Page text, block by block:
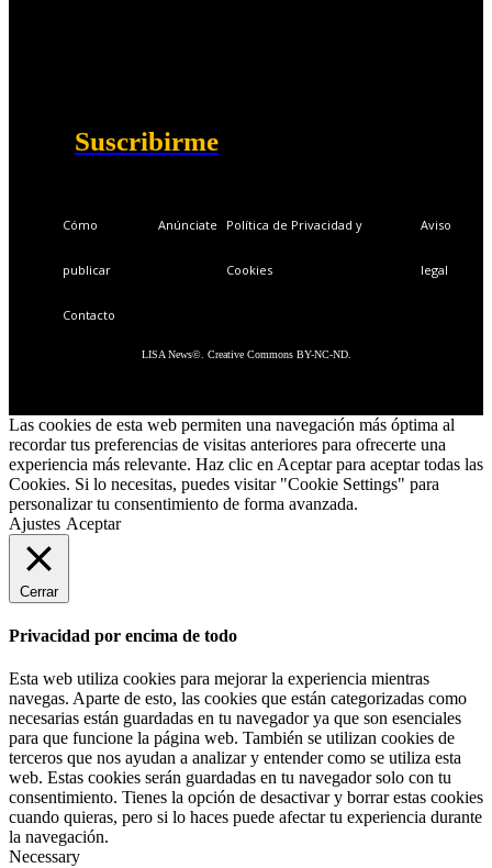
Suscribirme
Cómo
publicar
Anúnciate Política de Privacidad y
Cookies
Aviso
legal
Contacto
LISA News©. Creative Commons BY-NC-ND.
Las cookies de esta web permiten una navegación más óptima al
recordar tus preferencias de visitas anteriores para ofrecerte una
experiencia más relevante. Haz clic en Aceptar para aceptar todas las
Cookies. Si lo necesitas, puedes visitar "Cookie Settings" para
personalizar tu consentimiento de forma avanzada.
Ajustes Aceptar
Cerrar
Privacidad por encima de todo
Esta web utiliza cookies para mejorar la experiencia mientras
navegas. Aparte de esto, las cookies que están categorizadas como
necesarias están guardadas en tu navegador ya que son esenciales
para que funcione la página web. También se utilizan cookies de
terceros que nos ayudan a analizar y entender como se utiliza esta
web. Estas cookies serán guardadas en tu navegador solo con tu
consentimiento. Tienes la opción de desactivar y borrar estas cookies
cuando quieras, pero si lo haces puede afectar tu experiencia durante
la navegación.
Necessary